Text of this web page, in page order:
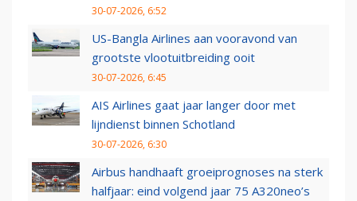
30-07-2026, 6:52
US-Bangla Airlines aan vooravond van
grootste vlootuitbreiding ooit
30-07-2026, 6:45
AIS Airlines gaat jaar langer door met
lijndienst binnen Schotland
30-07-2026, 6:30
Airbus handhaaft groeiprognoses na sterk
halfjaar: eind volgend jaar 75 A320neo’s